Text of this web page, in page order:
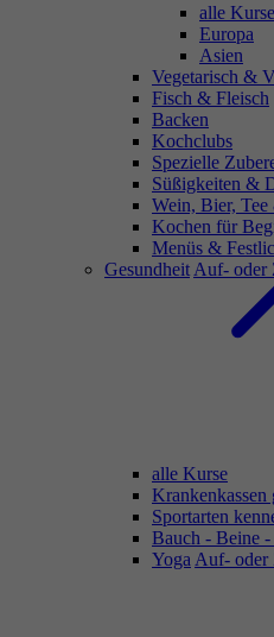
alle Kurse
Europa
Asien
Vegetarisch &
Fisch & Fleisch
Backen
Kochclubs
Spezielle
Süßigkeiten &
Wein, Bier,
Kochen für
Menüs &
Gesundheit Auf- oder
alle Kurse
Krankenkassen
Sportarten
Bauch - Beine
Yoga Auf- oder